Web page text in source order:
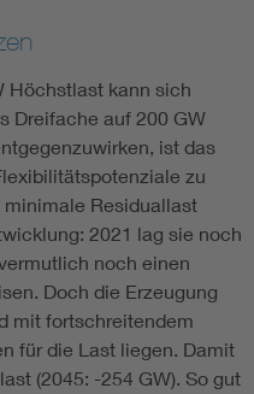
Höchstlast kann sich
Dreifache auf 200 GW
ist das
zu
minimale Residuallast
2021 lag sie noch
noch einen
Doch die Erzeugung
mit fortschreitendem
für die Last liegen. Damit
(2045: -254 GW). So gut